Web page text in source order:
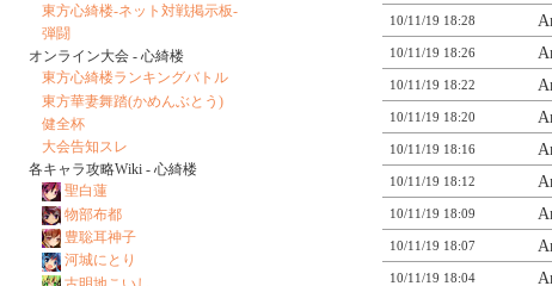
10/11/19 18:28
10/11/19 18:26
10/11/19 18:22
10/11/19 18:20
10/11/19 18:16
10/11/19 18:12
10/11/19 18:09
10/11/19 18:07
10/11/19 18:04
東方心綺楼-ネット対戦掲示板-
弾闘
オンライン大会 - 心綺楼
東方心綺楼ランキングバトル
東方華妻舞踏(かめんぶとう)
健全杯
大会告知スレ
各キャラ攻略Wiki - 心綺楼
聖白蓮
物部布都
豊聡耳神子
河城にとり